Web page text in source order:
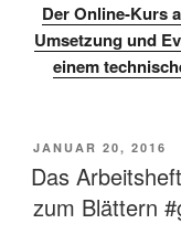
Der Online-Kurs
Umsetzung und
einem
VERÖFFENTLICHT
AM
JANUAR 20, 2016
Das
zum Blättern